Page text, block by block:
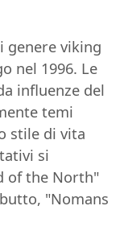
genere viking
nel 1996. Le
influenze del
temi
stile di vita
si
of the North"
"Nomans